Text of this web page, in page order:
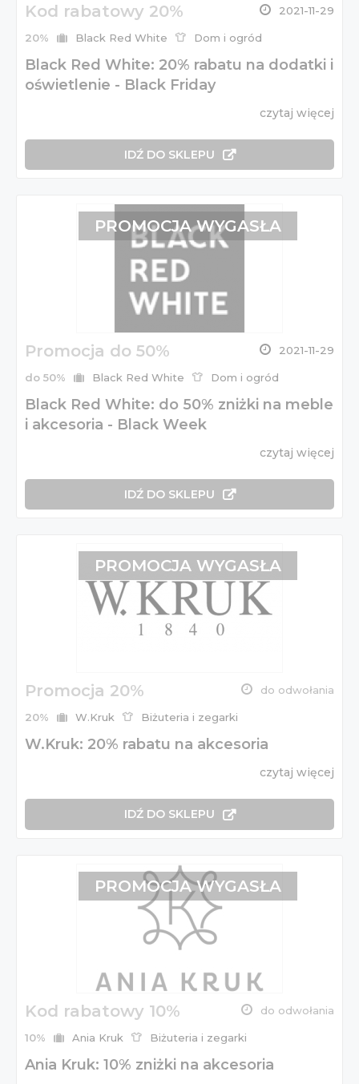
Kod rabatowy 20% 2021-11-29
20% Black Red White Dom i ogród
Black Red White: 20% rabatu na dodatki i
oświetlenie - Black Friday
czytaj więcej
IDŹ DO SKLEPU
Promocja do 50% 2021-11-29
do 50% Black Red White Dom i ogród
Black Red White: do 50% zniżki na meble
i akcesoria - Black Week
czytaj więcej
IDŹ DO SKLEPU
PROMOCJA WYGASŁA
Promocja 20% do odwołania
20% W.Kruk Biżuteria i zegarki
W.Kruk: 20% rabatu na akcesoria
czytaj więcej
IDŹ DO SKLEPU
PROMOCJA WYGASŁA
Kod rabatowy 10% do odwołania
10% Ania Kruk Biżuteria i zegarki
Ania Kruk: 10% zniżki na akcesoria
PROMOCJA WYGASŁA